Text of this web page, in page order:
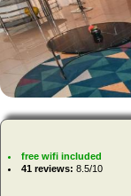
free wifi included
41 reviews: 8.5/10